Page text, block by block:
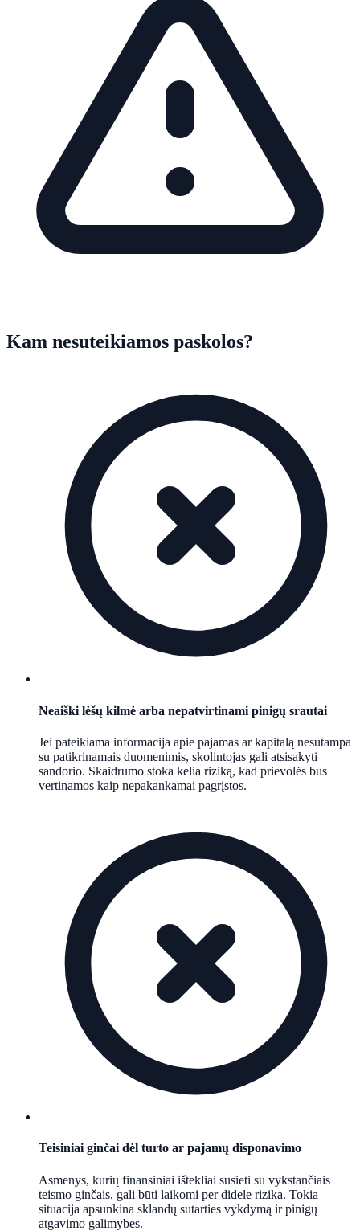
Kam nesuteikiamos paskolos?
Neaiški lėšų kilmė arba nepatvirtinami pinigų srautai
Jei pateikiama informacija apie pajamas ar kapitalą nesutampa
su patikrinamais duomenimis, skolintojas gali atsisakyti
sandorio. Skaidrumo stoka kelia riziką, kad prievolės bus
vertinamos kaip nepakankamai pagrįstos.
Teisiniai ginčai dėl turto ar pajamų disponavimo
Asmenys, kurių finansiniai ištekliai susieti su vykstančiais
teismo ginčais, gali būti laikomi per didele rizika. Tokia
situacija apsunkina sklandų sutarties vykdymą ir pinigų
atgavimo galimybes.